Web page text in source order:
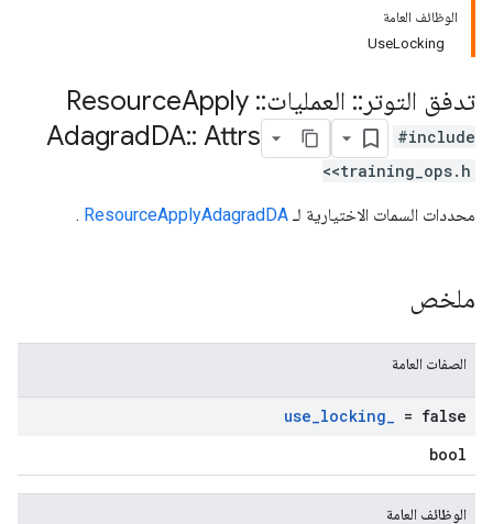
الوظائف العامة
UseLocking
تدفق التوتر :: العمليات::
Apply
AdagradDA:: Attrs
#include
<training_ops.h>
محددات السمات الاختيارية لـ ResourceApplyAdagradDA
.
ملخص
الصفات العامة
use_locking_ = false
bool
الوظائف العامة